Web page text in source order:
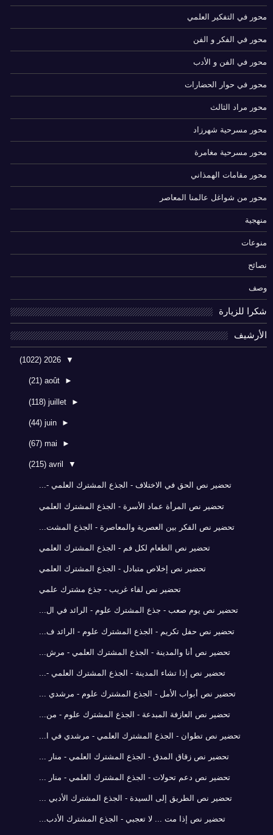
محور في التفكير العلمي
محور في الفكر و الفن
محور في الفن و الأدب
محور في حوار الحضارات
محور مراد الثالث
محور مسرحية شهرزاد
محور مسرحية مغامرة
محور مقامات الهمذاني
محور من شواغل عالمنا المعاصر
منهجية
منوعات
نصائح
وصف
شكرا للزيارة
الأرشيف
▼
2026
(1022)
►
août
(21)
►
juillet
(118)
►
juin
(44)
►
mai
(67)
▼
avril
(215)
تحضير نص الحق في الاختلاف - الجذع المشترك العلمي -...
تحضير نص المرأة عماد الأسرة - الجذع المشترك العلمي
تحضير نص الفكر بين العصرية والمعاصرة - الجذع المشت...
تحضير نص الطعام لكل فم - الجذع المشترك العلمي
تحضير نص إخلاص متبادل - الجذع المشترك العلمي
تحضير نص لقاء غريب - جذع مشترك علمي
تحضير نص يوم صعب - جذع المشترك علوم - الرائد في ال...
تحضير نص حفل تكريم - الجذع المشترك علوم - الرائد ف...
تحضير نص أنا والمدينة - الجذع المشترك العلمي - مرش...
تحضير نص إذا تشاء المدينة - الجذع المشترك العلمي -...
تحضير نص أبواب الأمل - الجذع المشترك علوم - مرشدي ...
تحضير نص العازفة المبدعة - الجذع المشترك علوم - من...
تحضير نص تطوان - الجذع المشترك العلمي - مرشدي في ا...
تحضير نص زقاق المدق - الجذع المشترك العلمي - منار ...
تحضير نص دعم تحولات - الجذع المشترك العلمي - منار ...
تحضير نص الطريق إلى السيدة - الجذع المشترك الأدبي ...
تحضير نص إذا مت ... لا تعجبي - الجذع المشترك الأدب...